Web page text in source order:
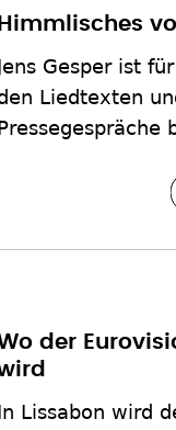
Himmlisches
Gesper ist
Liedtexten
der
Lissabon wird